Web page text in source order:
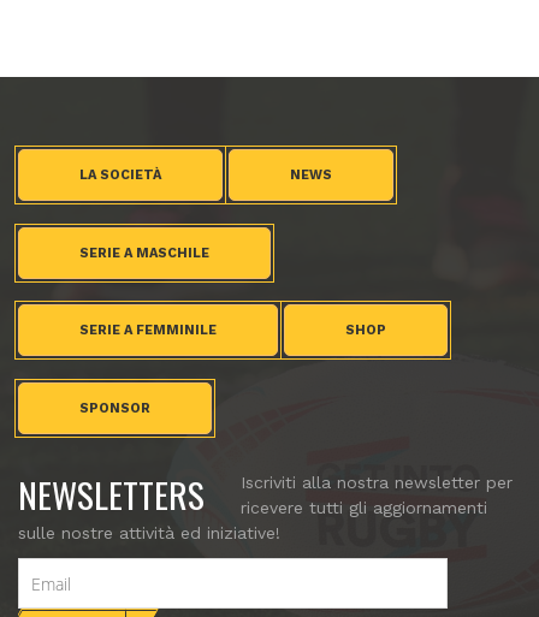
LA SOCIETÀ NEWS
SERIE A MASCHILE
SERIE A FEMMINILE SHOP
SPONSOR
NEWSLETTERS
Iscriviti alla nostra newsletter per
ricevere tutti gli aggiornamenti
sulle nostre attività ed iniziative!